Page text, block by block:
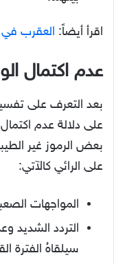
اقرأ أيضاً: العقرب في
عدم اكتمال
بعد التعرف على
على دلالة عدم
بعض الرموز غير
على الرائي كالآتي:
المواجهات
التردد الشديد
سيلقاهُ الفترة